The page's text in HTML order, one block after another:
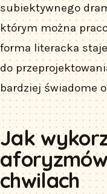
subiektywnego
którym można
forma literacka
do
bardziej świadome
Jak
chwilach